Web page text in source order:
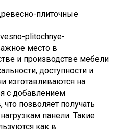
плиточные
plitochnye-
место в
и производстве мебели
доступности и
изготавливаются на
с добавлением
позволяет получать
панели. Такие
как в